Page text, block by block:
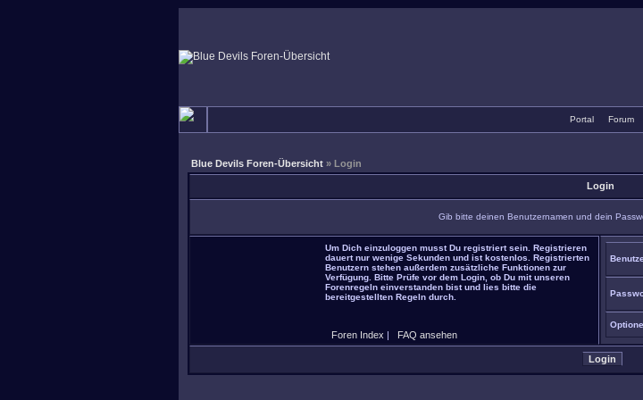
Portal Forum
Blue Devils Foren-Übersicht » Login
Login
Gib bitte deinen Benutzernamen und dein
Um Dich einzuloggen musst Du registriert sein. Registrieren
dauert nur wenige Sekunden und ist kostenlos. Registrierten
Benutzern stehen außerdem zusätzliche Funktionen zur
Verfügung. Bitte Prüfe vor dem Login, ob Du mit unseren
Forenregeln einverstanden bist und lies bitte die
bereitgestellten Regeln durch.
Foren Index | FAQ ansehen